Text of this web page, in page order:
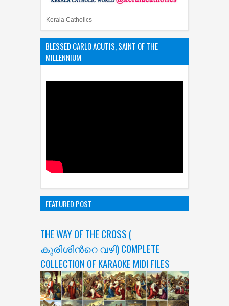
Kerala Catholics
BLESSED CARLO ACUTIS, SAINT OF THE
MILLENNIUM
FEATURED POST
THE WAY OF THE CROSS (
കുരിശിന്‍റെ വഴി) COMPLETE
COLLECTION OF KARAOKE MIDI FILES